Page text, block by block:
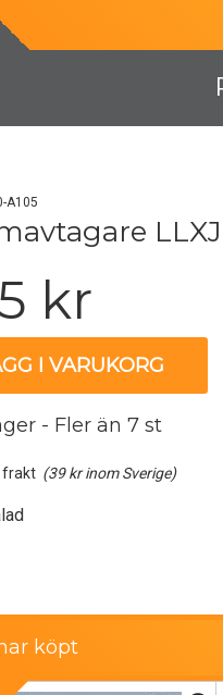
A105
kr
I VARUKORG
- Fler än 7 st
frakt (39 kr inom Sverige)
köpt